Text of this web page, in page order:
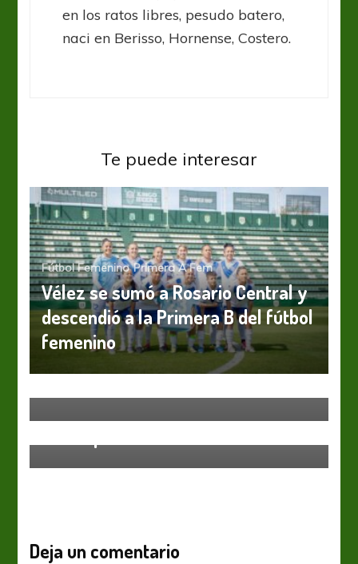
en los ratos libres, pesudo batero,
naci en Berisso, Hornense, Costero.
Te puede interesar
Fútbol Femenino Primera A Fem
Vélez se sumó a Rosario Central y
descendió a la Primera B del fútbol
femenino
Fútbol Femenino Selección Nacional
Las gigantes albicelestes ya están
Deja un comentario